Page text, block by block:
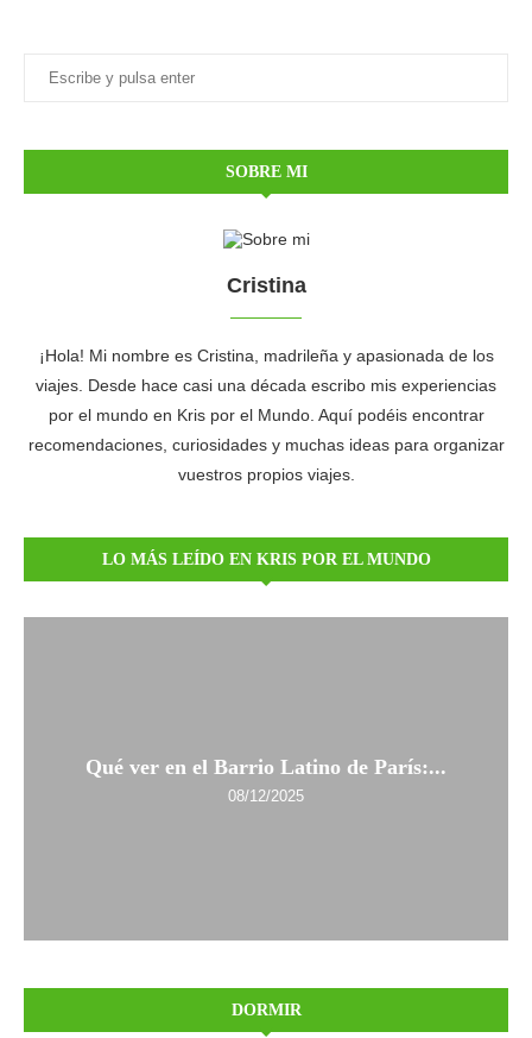
SOBRE MI
Cristina
¡Hola! Mi nombre es Cristina, madrileña y apasionada de los
viajes. Desde hace casi una década escribo mis experiencias
por el mundo en Kris por el Mundo. Aquí podéis encontrar
recomendaciones, curiosidades y muchas ideas para organizar
vuestros propios viajes.
LO MÁS LEÍDO EN KRIS POR EL MUNDO
Qué ver en el Barrio Latino de París:...
08/12/2025
DORMIR